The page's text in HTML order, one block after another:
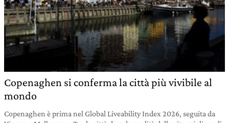
Copenaghen si conferma la città più vivibile al
mondo
Copenaghen è prima nel Global Liveability Index 2026, seguita da